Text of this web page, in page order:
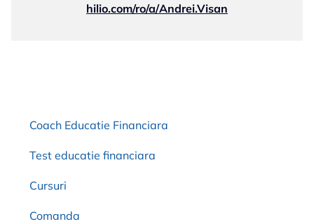
hilio.com/ro/a/Andrei.Visan
Coach Educatie Financiara
Test educatie financiara
Cursuri
Comanda